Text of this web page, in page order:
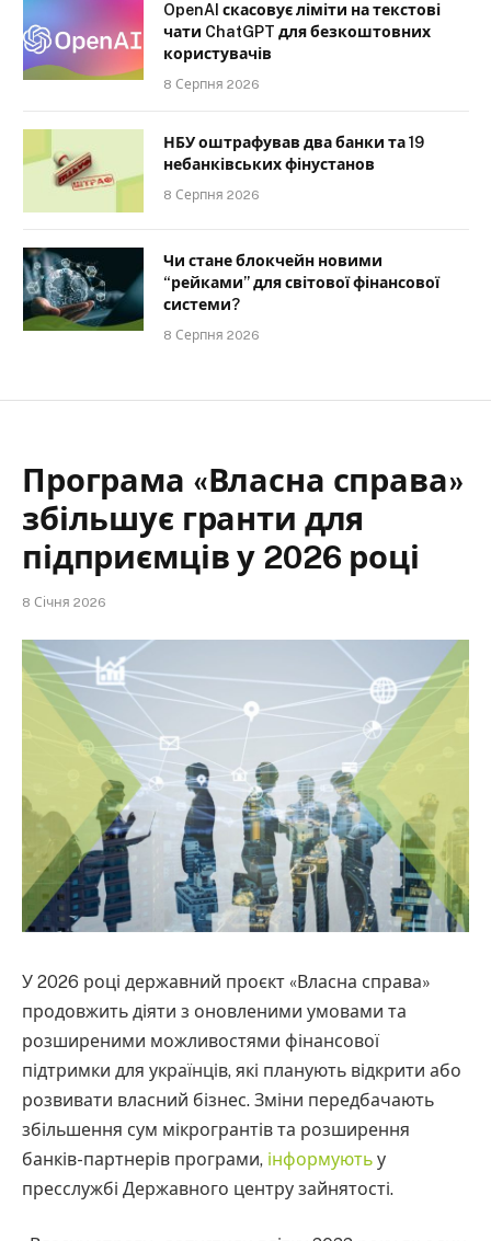
OpenAI скасовує ліміти на текстові
чати ChatGPT для безкоштовних
користувачів
8 Серпня 2026
НБУ оштрафував два банки та 19
небанківських фінустанов
8 Серпня 2026
Чи стане блокчейн новими
“рейками” для світової фінансової
системи?
8 Серпня 2026
Програма «Власна справа»
збільшує гранти для
підприємців у 2026 році
8 Січня 2026
У 2026 році державний проєкт «Власна справа»
продовжить діяти з оновленими умовами та
розширеними можливостями фінансової
підтримки для українців, які планують відкрити або
розвивати власний бізнес. Зміни передбачають
збільшення сум мікрогрантів та розширення
банків-партнерів програми, інформують у
пресслужбі Державного центру зайнятості.